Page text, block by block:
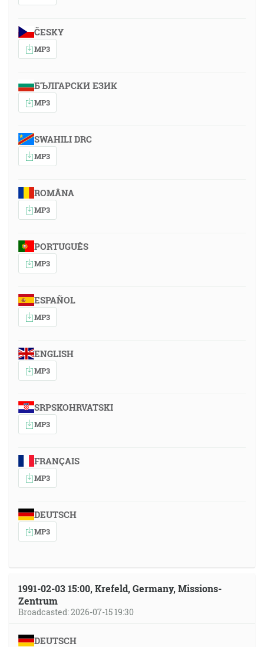
ČESKY
MP3
БЪЛГАРСКИ ЕЗИК
MP3
SWAHILI DRC
MP3
ROMÂNA
MP3
PORTUGUÊS
MP3
ESPAÑOL
MP3
ENGLISH
MP3
SRPSKOHRVATSKI
MP3
FRANÇAIS
MP3
DEUTSCH
MP3
1991-02-03 15:00, Krefeld, Germany, Missions-
Zentrum
Broadcasted: 2026-07-15 19:30
DEUTSCH